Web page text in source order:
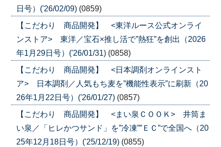
日号）('26/02/09) (0859)
【こだわり 商品開発】 <東洋ルース公式オンライ
ンストア> 東洋／宝石×推し活で”熱狂”を創出（2026
年1月29日号）('26/01/31) (0858)
【こだわり 商品開発】 <日本調剤オンラインスト
ア> 日本調剤／人気もち麦を”機能性表示”に刷新（20
26年1月22日号）('26/01/27) (0857)
【こだわり 商品開発】 <まい泉ＣＯＯＫ> 井筒ま
い泉／「ヒレかつサンド」を”冷凍””ＥＣ”で全国へ（20
25年12月18日号）('25/12/19) (0855)